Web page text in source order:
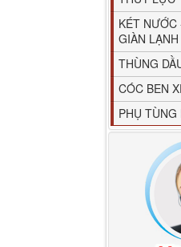
KÉT NƯỚC
GIÀN LẠNH
THÙNG
CÓC BEN
PHỤ TÙNG
80YHCB-60
dầu